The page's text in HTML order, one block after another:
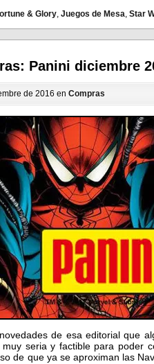
& Glory, Juegos de Mesa, Star
Panini diciembre
de 2016 en Compras
de esa editorial que
seria y factible para poder
de que ya se aproximan las